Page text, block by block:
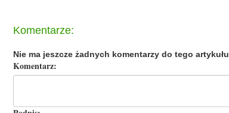
Komentarze:
Nie ma jeszcze żadnych komentarzy do tego artykułu
Komentarz: